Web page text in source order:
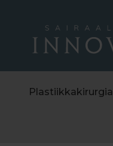
Plastiikkakirurgia